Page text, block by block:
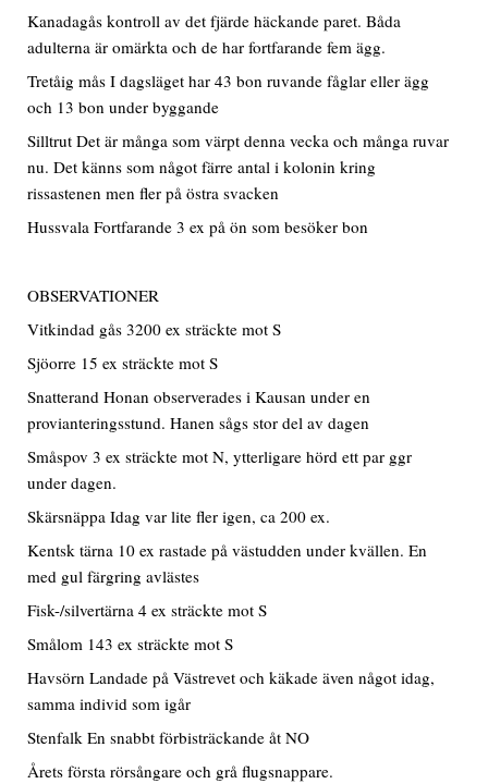
Kanadagås kontroll av det fjärde häckande paret. Båda
adulterna är omärkta och de har fortfarande fem ägg.
Tretåig mås I dagsläget har 43 bon ruvande fåglar eller ägg
och 13 bon under byggande
Silltrut Det är många som värpt denna vecka och många ruvar
nu. Det känns som något färre antal i kolonin kring
rissastenen men fler på östra svacken
Hussvala Fortfarande 3 ex på ön som besöker bon
OBSERVATIONER
Vitkindad gås 3200 ex sträckte mot S
Sjöorre 15 ex sträckte mot S
Snatterand Honan observerades i Kausan under en
provianteringsstund. Hanen sågs stor del av dagen
Småspov 3 ex sträckte mot N, ytterligare hörd ett par ggr
under dagen.
Skärsnäppa Idag var lite fler igen, ca 200 ex.
Kentsk tärna 10 ex rastade på västudden under kvällen. En
med gul färgring avlästes
Fisk-/silvertärna 4 ex sträckte mot S
Smålom 143 ex sträckte mot S
Havsörn Landade på Västrevet och käkade även något idag,
samma individ som igår
Stenfalk En snabbt förbisträckande åt NO
Årets första rörsångare och grå flugsnappare.